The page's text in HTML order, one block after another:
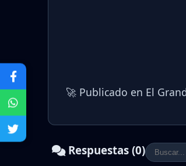
🚀 Publicado en El
Respuestas (0)